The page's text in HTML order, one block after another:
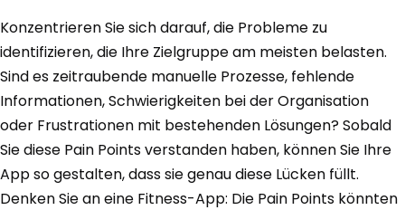
Konzentrieren Sie sich darauf, die Probleme zu
identifizieren, die Ihre Zielgruppe am meisten belasten.
Sind es zeitraubende manuelle Prozesse, fehlende
Informationen, Schwierigkeiten bei der Organisation
oder Frustrationen mit bestehenden Lösungen? Sobald
Sie diese Pain Points verstanden haben, können Sie Ihre
App so gestalten, dass sie genau diese Lücken füllt.
Denken Sie an eine Fitness-App: Die Pain Points könnten